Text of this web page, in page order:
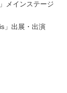
メインステージ
」出展・出演